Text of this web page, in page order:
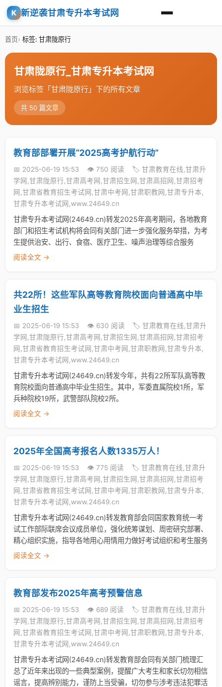
K 新逆袭甘肃专升本考试网
首页 标签: 甘肃陇原行
甘肃陇原行_甘肃专升本考试网
浏览标签「甘肃陇原行」下的所有文章
共 50 篇文章
教育部部署开展“2025高考护航行动”
📅 2025-06-19 15:53 👁️ 750 阅读
🏷️ 甘肃教育在线,甘肃升
学网,甘肃陇原行,甘肃高考网,甘肃招生网,甘肃高招网,甘肃招考
网,甘肃省教育招生考试网,甘肃中考网,甘肃职教网,甘肃专升本,
甘肃专升本考试网,www.24649.cn
甘肃专升本考试网(24649.cn)转发2025年高考期间，各地教育
部门和招生考试机构将会同有关部门进一步强化服务举措，为考
生提供治安、出行、食宿、医疗卫生、噪声治理等综合服务
阅读全文 →
共22所！这些军队高等教育院校面向普通高中毕
业生招生
📅 2025-06-19 15:53 👁️ 630 阅读
🏷️ 甘肃教育在线,甘肃升
学网,甘肃陇原行,甘肃高考网,甘肃招生网,甘肃高招网,甘肃招考
网,甘肃省教育招生考试网,甘肃中考网,甘肃职教网,甘肃专升本,
甘肃专升本考试网,www.24649.cn
甘肃专升本考试网(24649.cn)转发今年，共有22所军队高等教
育院校面向普通高中毕业生招生。其中，军委直属院校1所，军
兵种院校19所，武警部队院校2所。
阅读全文 →
2025年全国高考报名人数1335万人！
📅 2025-06-19 15:53 👁️ 775 阅读
🏷️ 甘肃教育在线,甘肃升
学网,甘肃陇原行,甘肃高考网,甘肃招生网,甘肃高招网,甘肃招考
网,甘肃省教育招生考试网,甘肃中考网,甘肃职教网,甘肃专升本,
甘肃专升本考试网,www.24649.cn
甘肃专升本考试网(24649.cn)转发教育部会同国家教育统一考
试工作部际联席会议成员单位，强化统筹谋划、周密研究部署、
精心组织实施，指导各地用心用情用力做好考试组织和考生服务
阅读全文 →
教育部发布2025年高考预警信息
📅 2025-06-19 15:53 👁️ 689 阅读
🏷️ 甘肃教育在线,甘肃升
学网,甘肃陇原行,甘肃高考网,甘肃招生网,甘肃高招网,甘肃招考
网,甘肃省教育招生考试网,甘肃中考网,甘肃职教网,甘肃专升本,
甘肃专升本考试网,www.24649.cn
甘肃专升本考试网(24649.cn)转发教育部会同有关部门梳理汇
总了近年来出现的一些典型案例，提醒广大考生和家长切勿相信
谣言，提高辨别能力，谨防上当受骗，切勿参与涉考违法犯罪活